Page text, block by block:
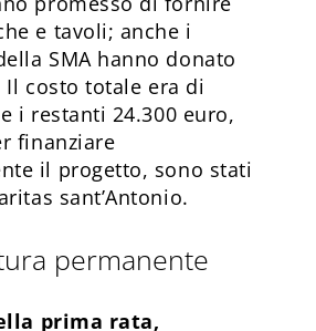
e tavoli; anche i
SMA hanno donato
Il costo totale era di
i restanti 24.300 euro,
finanziare
il progetto, sono stati
sant’Antonio.
permanente
prima rata,